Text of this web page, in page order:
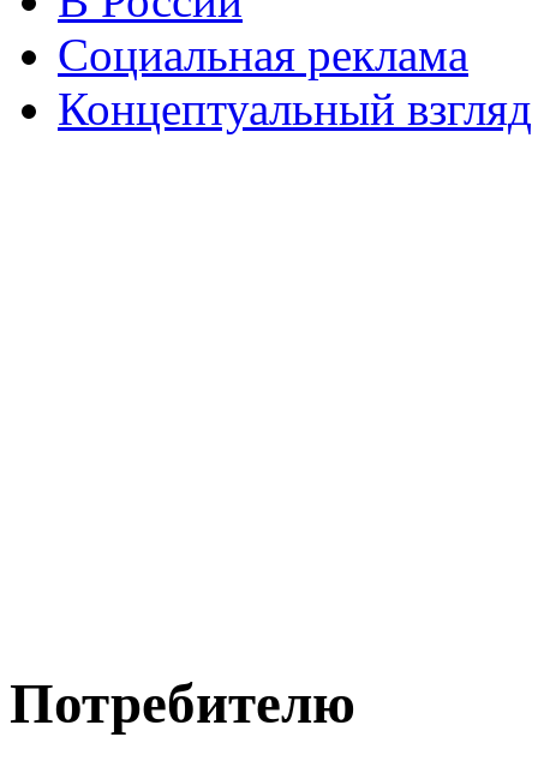
Социальная реклама
Концептуальный взгляд
Потребителю